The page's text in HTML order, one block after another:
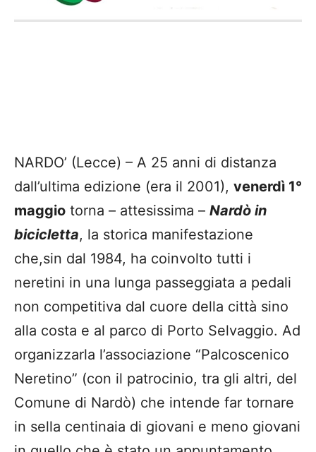
NARDO’ (Lecce) – A 25 anni di distanza
dall’ultima edizione (era il 2001), venerdì 1°
maggio torna – attesissima – Nardò in
bicicletta, la storica manifestazione
che,sin dal 1984, ha coinvolto tutti i
neretini in una lunga passeggiata a pedali
non competitiva dal cuore della città sino
alla costa e al parco di Porto Selvaggio. Ad
organizzarla l’associazione “Palcoscenico
Neretino” (con il patrocinio, tra gli altri, del
Comune di Nardò) che intende far tornare
in sella centinaia di giovani e meno giovani